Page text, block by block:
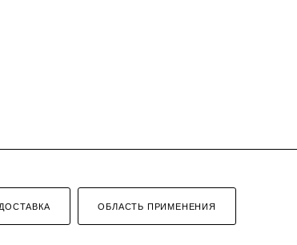
ДОСТАВКА ОБЛАСТЬ ПРИМЕНЕНИЯ